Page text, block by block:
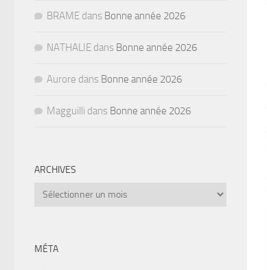
BRAME dans Bonne année 2026
NATHALIE dans Bonne année 2026
Aurore dans Bonne année 2026
Magguilli dans Bonne année 2026
ARCHIVES
Archives
MÉTA